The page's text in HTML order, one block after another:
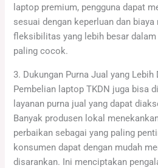
laptop premium, pengguna dapat
sesuai dengan keperluan dan
fleksibilitas yang lebih besar
paling cocok.
3. Dukungan Purna Jual yang Lebih
Pembelian laptop TKDN juga bisa
layanan purna jual yang dapat
Banyak produsen lokal
perbaikan sebagai yang paling
konsumen dapat dengan mudah
disarankan. Ini menciptakan